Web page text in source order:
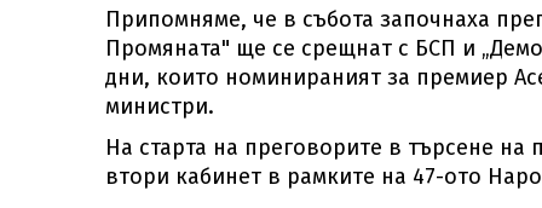
Припомняме, че в събота започнаха
Промяната" ще се срещнат с БСП и
дни, които номинираният за премиер
министри.
На старта на преговорите в търсене
втори кабинет в рамките на 47-ото